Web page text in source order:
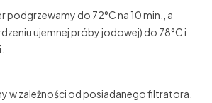
podgrzewamy do 72°C na 10 min., a
ujemnej próby jodowej) do 78°C i
w zależności od posiadanego filtratora.